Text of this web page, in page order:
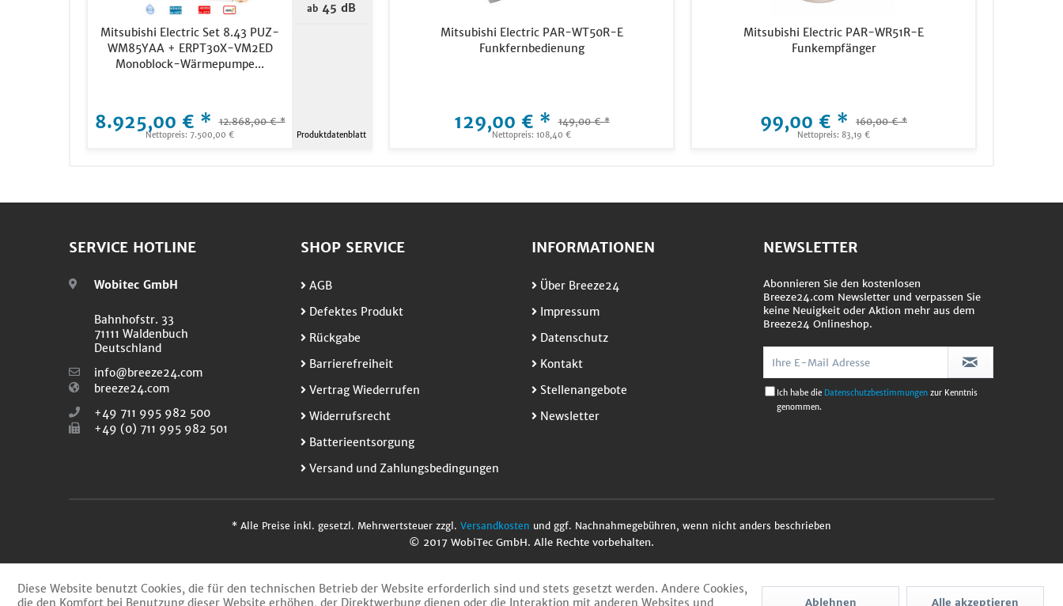
Mitsubishi Electric Set 8.43 PUZ-
WM85YAA + ERPT30X-VM2ED
Monoblock-Wärmepumpe...
8.925,00 € * 12.868,00 € *
Nettopreis: 7.500,00 €
ab 45 dB
Produktdatenblatt
Mitsubishi Electric PAR-WT50R-E
Funkfernbedienung
129,00 € * 149,00 € *
Nettopreis: 108,40 €
Mitsubishi Electric PAR-WR51R-E
Funkempfänger
99,00 € * 160,00 € *
Nettopreis: 83,19 €
SERVICE HOTLINE
Wobitec GmbH
Bahnhofstr. 33
71111 Waldenbuch
Deutschland
info@breeze24.com
breeze24.com
+49 711 995 982 500
+49 (0) 711 995 982 501
SHOP SERVICE
AGB
Defektes Produkt
Rückgabe
Barrierefreiheit
Vertrag Wiederrufen
Widerrufsrecht
Batterieentsorgung
Versand und Zahlungsbedingungen
INFORMATIONEN
Über Breeze24
Impressum
Datenschutz
Kontakt
Stellenangebote
Newsletter
NEWSLETTER
Abonnieren Sie den kostenlosen
Breeze24.com Newsletter und verpassen Sie
keine Neuigkeit oder Aktion mehr aus dem
Breeze24 Onlineshop.
Ich habe die Datenschutzbestimmungen zur Kenntnis
genommen.
* Alle Preise inkl. gesetzl. Mehrwertsteuer zzgl. Versandkosten und ggf. Nachnahmegebühren, wenn nicht anders beschrieben
© 2017 WobiTec GmbH. Alle Rechte vorbehalten.
Diese Website benutzt Cookies, die für den technischen Betrieb der Website erforderlich sind und stets gesetzt werden. Andere Cookies,
die den Komfort bei Benutzung dieser Website erhöhen, der Direktwerbung dienen oder die Interaktion mit anderen Websites und
Ablehnen Alle akzeptieren